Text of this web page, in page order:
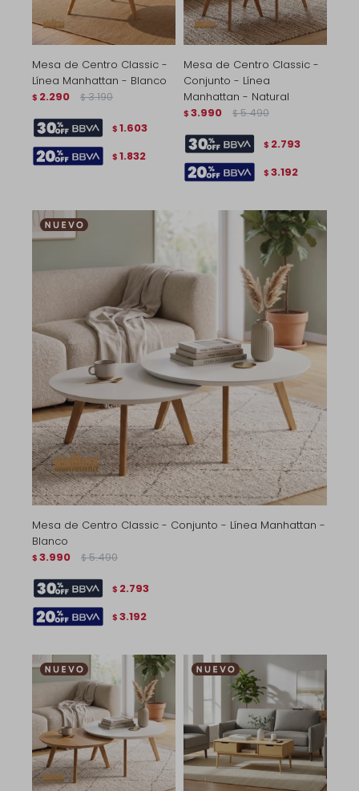
Mesa de Centro Classic -
Línea Manhattan - Blanco
$ 2.290 $ 3.190
$ 1.603
$ 1.832
Mesa de Centro Classic -
Conjunto - Línea
Manhattan - Natural
$ 3.990 $ 5.490
$ 2.793
$ 3.192
Mesa de Centro Classic - Conjunto - Línea Manhattan -
Blanco
$ 3.990 $ 5.490
$ 2.793
$ 3.192